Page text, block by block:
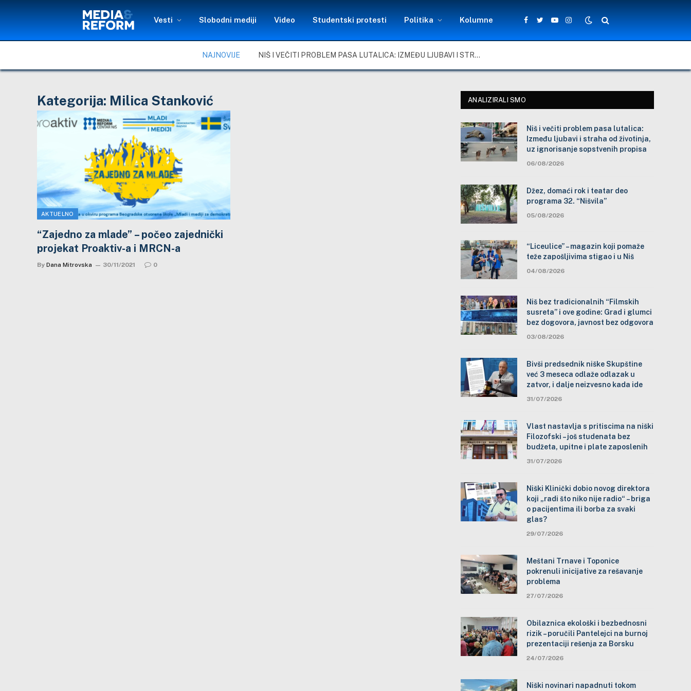
Vesti Slobodni mediji Video Studentski protesti Politika Kolumne
Facebook
TwitterYouTubeInstagram
NAJNOVIJE NIŠ I VEČITI PROBLEM PASA LUTALICA: IZMEĐU LJUBAVI I STRAHA OD ŽIVOTINJA, UZ IGNORISANJE SOPSTVENIH PROPISA
Kategorija: Milica Stanković
AKTUELNO
“Zajedno za mlade” – počeo zajednički
projekat Proaktiv-a i MRCN-a
By Dana Mitrovska 30/11/2021 0
ANALIZIRALI SMO
Niš i večiti problem pasa lutalica:
Između ljubavi i straha od životinja,
uz ignorisanje sopstvenih propisa
06/08/2026
Džez, domaći rok i teatar deo
programa 32. “Nišvila”
05/08/2026
“Liceulice” – magazin koji pomaže
teže zapošljivima stigao i u Niš
04/08/2026
Niš bez tradicionalnih “Filmskih
susreta” i ove godine: Grad i glumci
bez dogovora, javnost bez odgovora
03/08/2026
Bivši predsednik niške Skupštine
već 3 meseca odlaže odlazak u
zatvor, i dalje neizvesno kada ide
31/07/2026
Vlast nastavlja s pritiscima na niški
Filozofski – još studenata bez
budžeta, upitne i plate zaposlenih
31/07/2026
Niški Klinički dobio novog direktora
koji „radi što niko nije radio“ – briga
o pacijentima ili borba za svaki
glas?
29/07/2026
Meštani Trnave i Toponice
pokrenuli inicijative za rešavanje
problema
27/07/2026
Obilaznica ekološki i bezbednosni
rizik – poručili Pantelejci na burnoj
prezentaciji rešenja za Borsku
24/07/2026
Niški novinari napadnuti tokom